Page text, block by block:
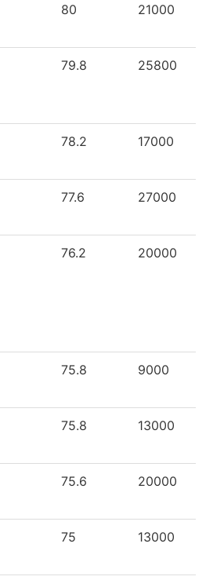
80 21000
79.8 25800
78.2 17000
77.6 27000
76.2 20000
75.8 9000
75.8 13000
75.6 20000
75 13000